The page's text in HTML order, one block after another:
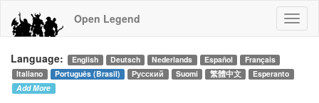
Open Legend
Language: English Deutsch Nederlands Español
Français
Italiano
Português (Brasil) Русский Suomi 繁體中文
Esperanto
Add More